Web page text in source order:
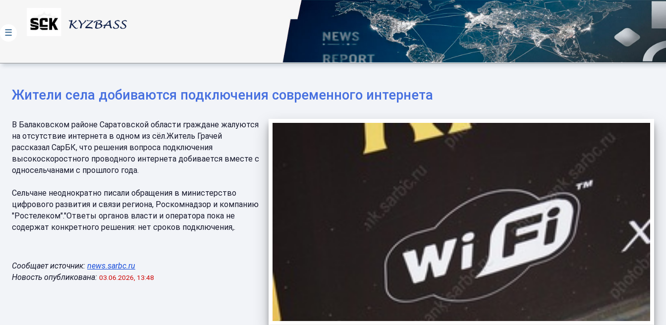
Жители села добиваются подключения современного интернета
В Балаковском районе Саратовской области граждане жалуются
на отсутствие интернета в одном из сёл.Житель Грачей
рассказал СарБК, что решения вопроса подключения
высокоскоростного проводного интернета добивается вместе с
односельчанами с прошлого года.
Сельчане неоднократно писали обращения в министерство
цифрового развития и связи региона, Роскомнадзор и компанию
"Ростелеком"."Ответы органов власти и оператора пока не
содержат конкретного решения: нет сроков подключения,.
Сообщает источник: news.sarbc.ru
Новость опубликована: 03.06.2026, 13:48
☰